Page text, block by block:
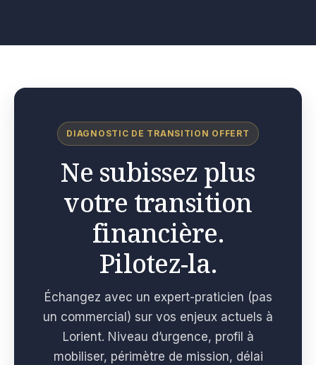
DIAGNOSTIC DE TRANSITION OFFERT
Ne subissez plus
votre transition
financière.
Pilotez-la.
Échangez avec un expert-praticien (pas
un commercial) sur vos enjeux actuels à
Lorient. Niveau d’urgence, profil à
mobiliser, périmètre de mission, délai